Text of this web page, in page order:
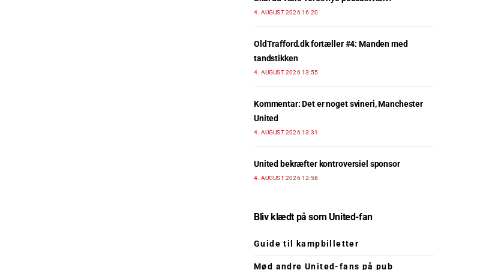
4. AUGUST 2026 16:20
OldTrafford.dk fortæller #4: Manden med
tandstikken
4. AUGUST 2026 13:55
Kommentar: Det er noget svineri, Manchester
United
4. AUGUST 2026 13:31
United bekræfter kontroversiel sponsor
4. AUGUST 2026 12:58
Bliv klædt på som United-fan
Guide til kampbilletter
Mød andre United-fans på pub